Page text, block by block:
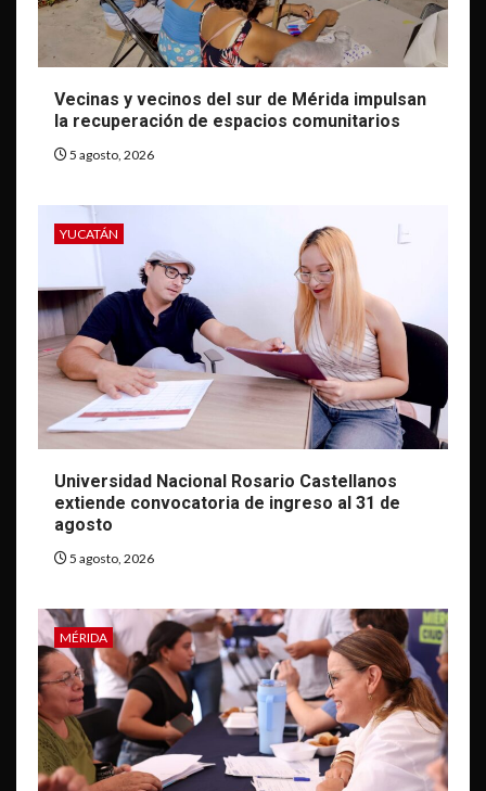
Vecinas y vecinos del sur de Mérida impulsan
la recuperación de espacios comunitarios
5 agosto, 2026
YUCATÁN
Universidad Nacional Rosario Castellanos
extiende convocatoria de ingreso al 31 de
agosto
5 agosto, 2026
MÉRIDA